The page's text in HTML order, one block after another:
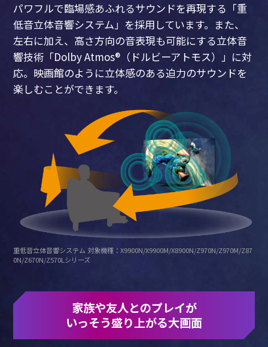
パワフルで臨場感あふれるサウンドを再現する「重
低音立体音響システム」を採用しています。 また、
左右に加え、高さ方向の音表現も可能にする立体音
響技術「Dolby Atmos®（ドルビーアトモス）」に対
応。 映画館のように立体感のある迫力のサウンドを
楽しむことができます。
重低音立体音響システム 対象機種：X9900N/X9900M/X8900N/Z970N/Z970M/Z87
0N/Z670N/Z570Lシリーズ
家族や友人とのプレイが
いっそう盛り上がる大画面